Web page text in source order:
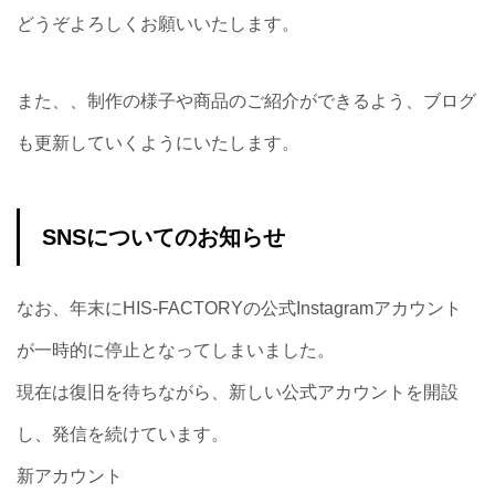
どうぞよろしくお願いいたします。
また、、制作の様子や商品のご紹介ができるよう、ブログ
も更新していくようにいたします。
SNSについてのお知らせ
なお、年末にHIS-FACTORYの公式Instagramアカウント
が一時的に停止となってしまいました。
現在は復旧を待ちながら、新しい公式アカウントを開設
し、発信を続けています。
新アカウント